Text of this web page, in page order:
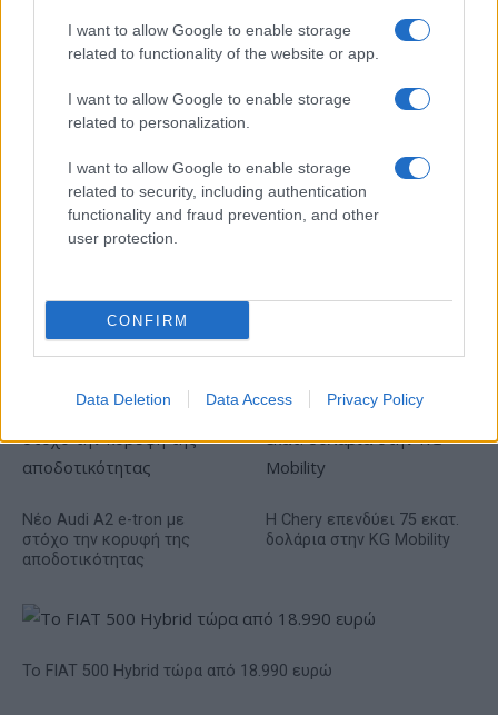
I want to allow Google to enable storage
related to functionality of the website or app.
I want to allow Google to enable storage
related to personalization.
I want to allow Google to enable storage
related to security, including authentication
functionality and fraud prevention, and other
user protection.
CONFIRM
Data Deletion Data Access Privacy Policy
ευρώ σε 843 μέσα
ενημέρωσης- Ξεκίνησε το
ενίσχυσης του Τύπου
Media: Με ενίσχυση 8 εκατ.
στήριξης- Κάλυψη
εισφορών ΕΔΟΕΑΠ
IAB Hellas: Νέα Διοικούσα Επιτροπή και νέο Διοικητικό
Νέο Audi A2 e-tron με
στόχο την κορυφή της
αποδοτικότητας
Η Chery επενδύει 75 εκατ.
δολάρια στην KG Mobility
Το FIAT 500 Hybrid τώρα από 18.990 ευρώ